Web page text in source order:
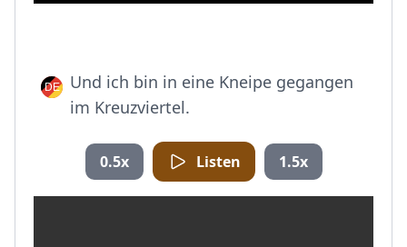
Und ich bin in eine Kneipe gegangen
im Kreuzviertel.
0.5x Listen 1.5x